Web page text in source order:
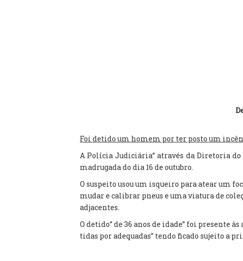
Foi detido um homem por ter posto um
A Polícia Judiciária” através da Diretoria
madrugada do dia 16 de outubro.
O suspeito usou um isqueiro para atear um
mudar e calibrar pneus e uma viatura de
adjacentes.
O detido” de 36 anos de idade” foi presente
tidas por adequadas” tendo ficado sujeito a